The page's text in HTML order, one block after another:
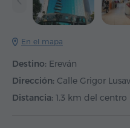
En el mapa
Destino: Ereván
Dirección: Calle Grigor
Distancia: 1.3 km del centro